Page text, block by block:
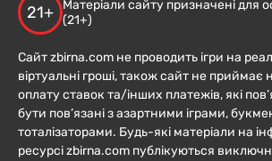
21+
Матеріали сайту призначені для
(21+)
Сайт zbirna.com не проводить ігри на
віртуальні гроші, також сайт не приймає
оплату ставок та/інших платежів, які
бути пов’язані з азартними іграми,
тоталізаторами. Будь-які матеріали на
ресурсі zbirna.com публікуються